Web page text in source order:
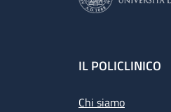
Footer
IL POLICLINICO
Chi siamo